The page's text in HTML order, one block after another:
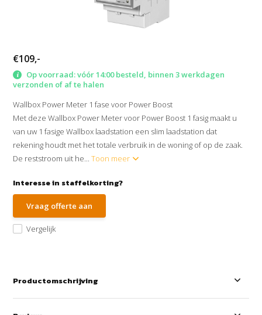
€109,-
Op voorraad: vóór 14:00 besteld, binnen 3 werkdagen
verzonden of af te halen
Wallbox Power Meter 1 fase voor Power Boost
Met deze Wallbox Power Meter voor Power Boost 1 fasig maakt u
van uw 1 fasige Wallbox laadstation een slim laadstation dat
rekening houdt met het totale verbruik in de woning of op de zaak.
De reststroom uit he...Toon meer
Interesse in staffelkorting?
Vraag offerte aan
Vergelijk
Productomschrijving